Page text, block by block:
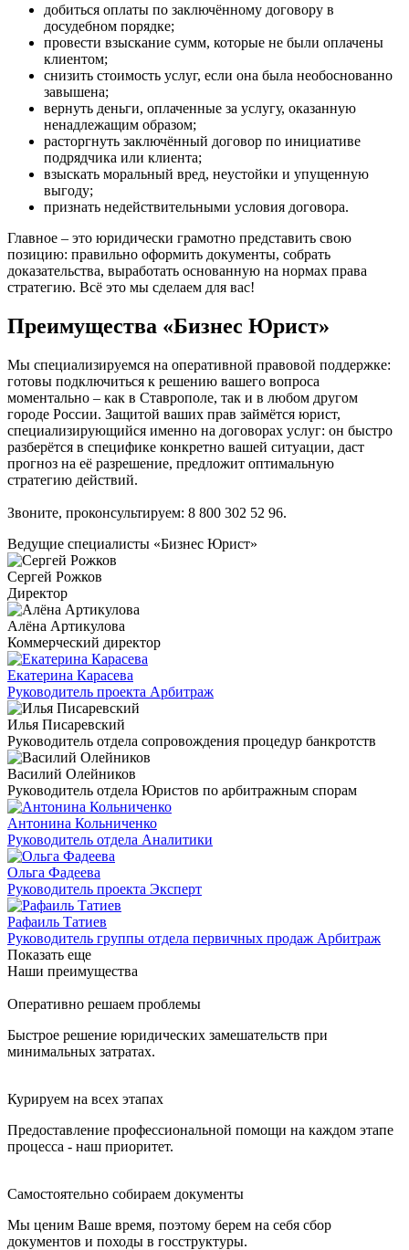
добиться оплаты по заключённому договору в
досудебном порядке;
провести взыскание сумм, которые не были оплачены
клиентом;
снизить стоимость услуг, если она была необоснованно
завышена;
вернуть деньги, оплаченные за услугу, оказанную
ненадлежащим образом;
расторгнуть заключённый договор по инициативе
подрядчика или клиента;
взыскать моральный вред, неустойки и упущенную
выгоду;
признать недействительными условия договора.
Главное – это юридически грамотно представить свою
позицию: правильно оформить документы, собрать
доказательства, выработать основанную на нормах права
стратегию. Всё это мы сделаем для вас!
Преимущества «Бизнес Юрист»
Мы специализируемся на оперативной правовой поддержке:
готовы подключиться к решению вашего вопроса
моментально – как в Ставрополе, так и в любом другом
городе России. Защитой ваших прав займётся юрист,
специализирующийся именно на договорах услуг: он быстро
разберётся в специфике конкретно вашей ситуации, даст
прогноз на её разрешение, предложит оптимальную
стратегию действий.
Звоните, проконсультируем: 8 800 302 52 96.
Ведущие специалисты «Бизнес Юрист»
Сергей Рожков
Директор
Алёна Артикулова
Коммерческий директор
Екатерина Карасева
Руководитель проекта Арбитраж
Илья Писаревский
Руководитель отдела сопровождения процедур банкротств
Василий Олейников
Руководитель отдела Юристов по арбитражным спорам
Антонина Кольниченко
Руководитель отдела Аналитики
Ольга Фадеева
Руководитель проекта Эксперт
Рафаиль Татиев
Руководитель группы отдела первичных продаж Арбитраж
Показать еще
Наши преимущества
Оперативно решаем проблемы
Быстрое решение юридических замешательств при
минимальных затратах.
Курируем на всех этапах
Предоставление профессиональной помощи на каждом этапе
процесса - наш приоритет.
Самостоятельно собираем документы
Мы ценим Ваше время, поэтому берем на себя сбор
документов и походы в госструктуры.